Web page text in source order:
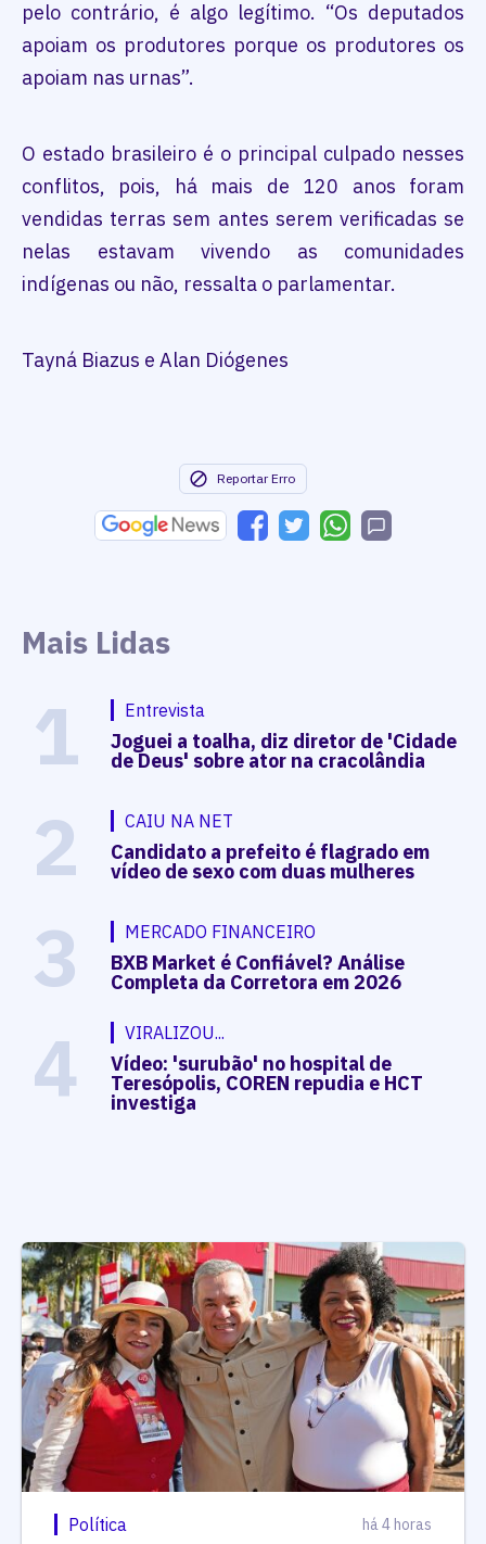
pelo contrário, é algo legítimo. “Os deputados
apoiam os produtores porque os produtores os
apoiam nas urnas”.
O estado brasileiro é o principal culpado nesses
conflitos, pois, há mais de 120 anos foram
vendidas terras sem antes serem verificadas se
nelas estavam vivendo as comunidades
indígenas ou não, ressalta o parlamentar.
Tayná Biazus e Alan Diógenes
Reportar Erro
Mais Lidas
1 Entrevista
Joguei a toalha, diz diretor de 'Cidade
de Deus' sobre ator na cracolândia
2 CAIU NA NET
Candidato a prefeito é flagrado em
vídeo de sexo com duas mulheres
3 MERCADO FINANCEIRO
BXB Market é Confiável? Análise
Completa da Corretora em 2026
4 VIRALIZOU...
Vídeo: 'surubão' no hospital de
Teresópolis, COREN repudia e HCT
investiga
Política há 4 horas